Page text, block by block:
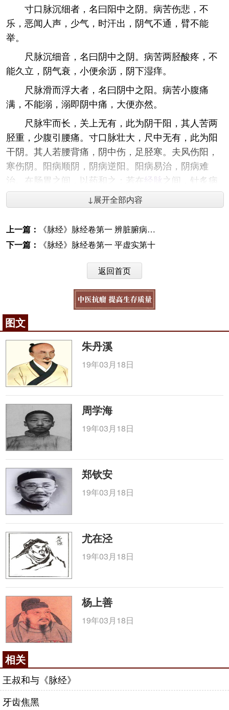
寸口脉沉细者，名曰阳中之阴。病苦伤悲，不
乐，恶闻人声，少气，时汗出，阴气不通，臂不能
举。
尺脉沉细音，名曰阴中之阴。病苦两胫酸疼，不
能久立，阴气衰，小便余沥，阴下湿痒。
尺脉滑而浮大者，名曰阴中之阳。病苦小腹痛
满，不能溺，溺即阴中痛，大便亦然。
尺脉牢而长，关上无有，此为阴干阳，其人苦两
胫重，少腹引腰痛。寸口脉壮大，尺中无有，此为阳
干阴。其人若腰背痛，阴中伤，足胫寒。夫风伤阳，
寒伤阴。阳病顺阴，阴病逆阳。阳病易治，阴病难
治。在肠胃之间，以药和之；若在 经脉之间，针炙病
已。
咨询电话： 010-87876186
↓展开全部内容
上一篇：
《脉经》脉经卷第一 辨脏腑病脉阴阳大法第八
下一篇：
《脉经》脉经卷第一 平虚实第十
返回首页
图文
朱丹溪
19年03月18日
周学海
19年03月18日
郑钦安
19年03月18日
尤在泾
19年03月18日
杨上善
19年03月18日
相关
王叔和与《脉经》
牙齿焦黑